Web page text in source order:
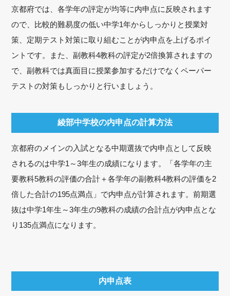
京都府では、各学年の評定が均等に内申点に反映されます
ので、比較的難易度の低い中学1年からしっかりと授業対
策、定期テスト対策に取り組むことが内申点を上げるポイ
ントです。また、副教科4教科の評定が2倍換算されますの
で、副教科では真面目に授業参加するだけでなくペーパー
テストの対策もしっかりと行いましょう。
綾部中学校の内申点の計算方法
京都府のメインの入試となる中期選抜で内申点として反映
されるのは中学1～3年生の成績になります。「各学年の主
要教科5教科の評価の合計＋各学年の副教科4教科の評価を2
倍した合計の195点満点」で内申点が計算されます。前期選
抜は中学1年生～3年生の9教科の成績の合計点が内申点とな
り135点満点になります。
内申点表